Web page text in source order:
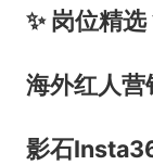
✨ 岗位精选
海外红人营
影石